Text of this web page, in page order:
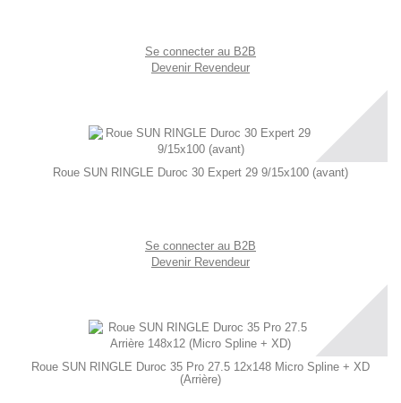
Se connecter au B2B
Devenir Revendeur
Roue SUN RINGLE Duroc 30 Expert 29 9/15x100 (avant)
Se connecter au B2B
Devenir Revendeur
Roue SUN RINGLE Duroc 35 Pro 27.5 12x148 Micro Spline + XD
(Arrière)